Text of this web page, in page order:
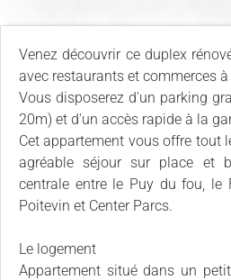
Venez découvrir ce duplex
avec restaurants et commerces
Vous disposerez d'un parking
20m) et d'un accès rapide à la
Cet appartement vous offre tout
agréable séjour sur place et
centrale entre le Puy du fou, le
Poitevin et Center Parcs.
Le logement
Appartement situé dans un